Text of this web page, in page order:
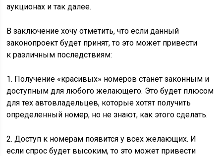
аукционах и так далее.
В заключение хочу отметить, что если данный
законопроект будет принят, то это может привести
к различным последствиям:
1. Получение «красивых» номеров станет законным и
доступным для любого желающего. Это будет плюсом
для тех автовладельцев, которые хотят получить
определенный номер, но не знают, как этого сделать.
2. Доступ к номерам появится у всех желающих. И
если спрос будет высоким, то это может привести